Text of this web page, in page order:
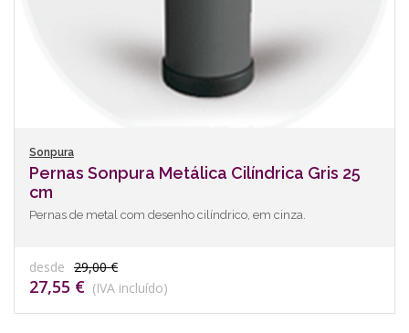
Sonpura
Pernas Sonpura Metálica Cilíndrica Gris 25
cm
Pernas de metal com desenho cilíndrico, em cinza.
desde 29,00 €
27,55 € (IVA incluído)